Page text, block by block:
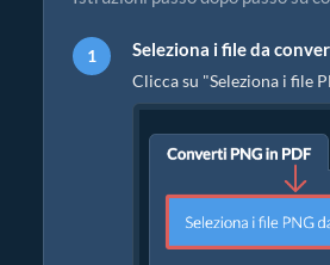
Seleziona i file da
Clicca su "Seleziona i file